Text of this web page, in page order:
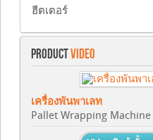
ฮีตเตอร์
PRODUCTVIDEO
เครื่องพันพาเลท
Pallet Wrapping Machine